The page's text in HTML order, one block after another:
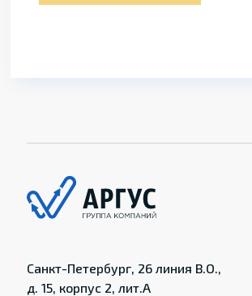
Санкт-Петербург, 26 линия В.О.,
д. 15, корпус 2, лит.А